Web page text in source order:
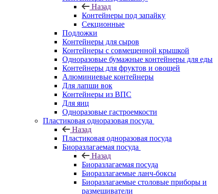
Назад
Контейнеры под запайку
Секционные
Подложки
Контейнеры для сыров
Контейнеры с совмещенной крышкой
Одноразовые бумажные контейнеры для еды
Контейнеры для фруктов и овощей
Алюминиевые контейнеры
Для лапши вок
Контейнеры из ВПС
Для яиц
Одноразовые гастроемкости
Пластиковая одноразовая посуда
Назад
Пластиковая одноразовая посуда
Биоразлагаемая посуда
Назад
Биоразлагаемая посуда
Биоразлагаемые ланч-боксы
Биоразлагаемые столовые приборы и
размешиватели